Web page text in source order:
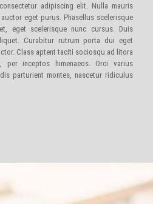
adipiscing elit. Nulla mauris
eget purus. Phasellus scelerisque
eget scelerisque nunc cursus. Duis
Curabitur rutrum porta dui eget
Class aptent taciti sociosqu ad litora
per inceptos himenaeos. Orci varius
parturient montes, nascetur ridiculus